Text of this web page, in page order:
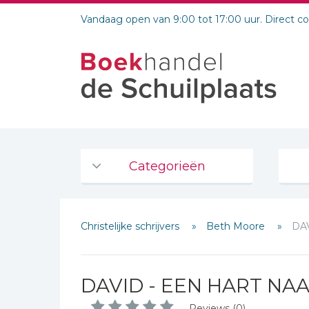
Vandaag open van 9:00 tot 17:00 uur. Direct
Categorieën
De Bijbel
Bijbelse Dagboeken 2026
Bijbelstudie groepen
Christelijke schrijvers Beth Moore
DAVID - EEN HART